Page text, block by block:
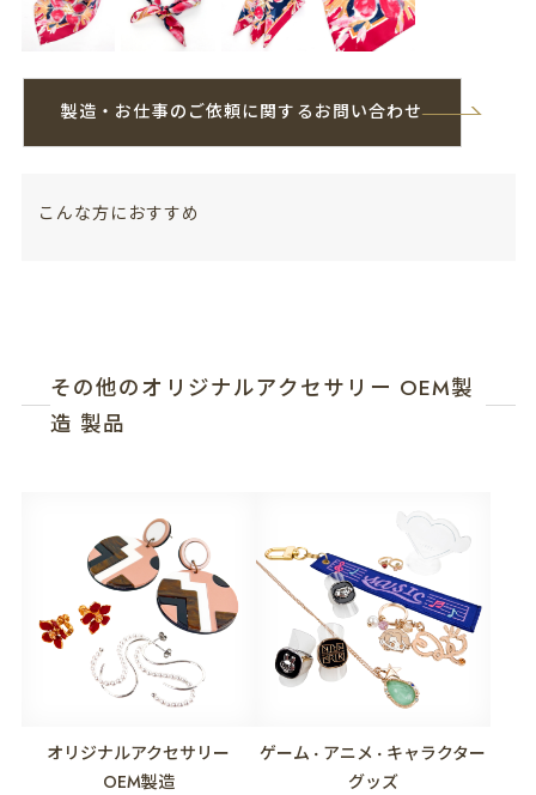
製造・お仕事のご依頼に関するお問い合わせ
こんな方におすすめ
その他のオリジナルアクセサリー OEM製
造 製品
オリジナルアクセサリー
OEM製造
ゲーム ・ アニメ ・ キャラクター
グッズ